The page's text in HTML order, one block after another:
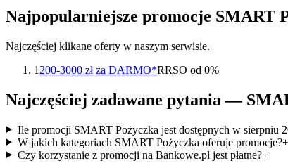
Najpopularniejsze promocje SMART
Najczęściej klikane oferty w naszym serwisie.
1 200-3000 zł za DARMO*RRSO od 0%
Najczęściej zadawane pytania —
Ile promocji SMART Pożyczka jest dostępnych w sierpniu
W jakich kategoriach SMART Pożyczka oferuje promocje?+
Czy korzystanie z promocji na Bankowe.pl jest płatne?+